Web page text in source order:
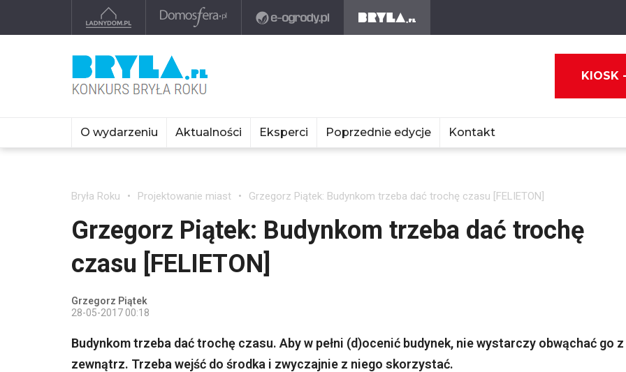
KIOSK
O wydarzeniu Aktualności Eksperci Poprzednie edycje Kontakt
Bryła Roku Projektowanie miast Grzegorz Piątek: Budynkom trzeba dać trochę czasu [FELIETON]
Grzegorz Piątek: Budynkom trzeba dać trochę
czasu [FELIETON]
Grzegorz Piątek
28-05-2017 00:18
Budynkom trzeba dać trochę czasu. Aby w pełni (d)ocenić budynek, nie wystarczy obwąchać go z
zewnątrz. Trzeba wejść do środka i zwyczajnie z niego skorzystać.